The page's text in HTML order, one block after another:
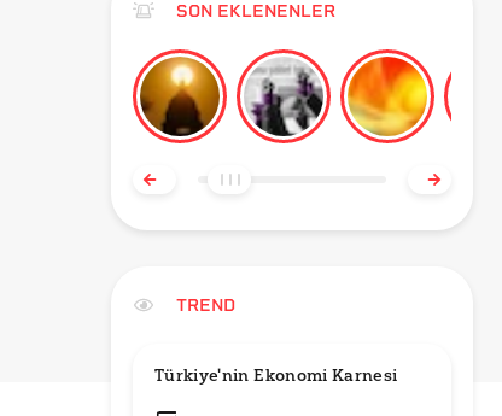
SON EKLENENLER
TREND
Türkiye'nin Ekonomi Karnesi